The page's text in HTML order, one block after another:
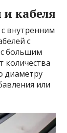
кабеля
внутренним
с
большим
количества
диаметру
или